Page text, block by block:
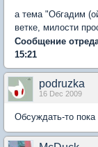
а тема "Обгадим
ветке, милости
Сообщение
15:21
podruzka
16 Dec 2009
Обсуждать-то пока